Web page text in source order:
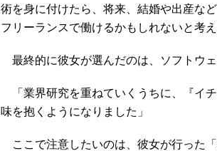
術を身に付けたら、将来、結婚や出産な
フリーランスで働けるかもしれないと考え
最終的に彼女が選んだのは、ソフトウェ
「業界研究を重ねていくうちに、『イ
味を抱くようになりました」
ここで注意したいのは、彼女が行った